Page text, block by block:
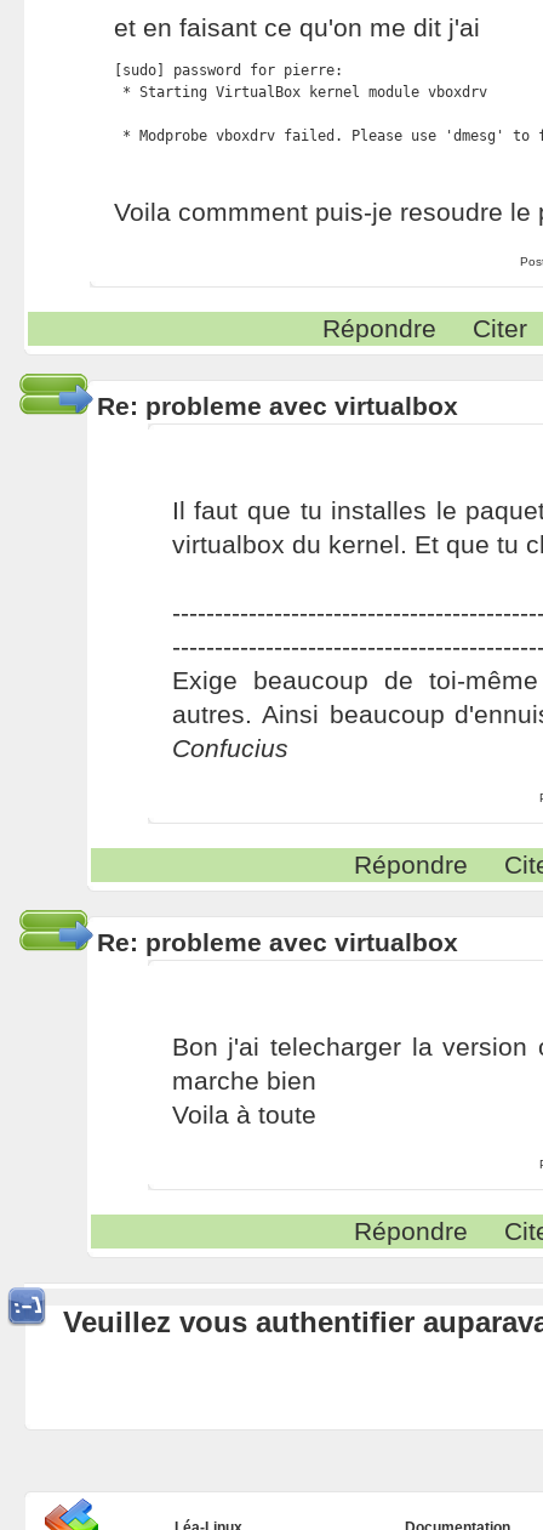
et en faisant ce qu'on me dit j'ai
[sudo] password for pierre:
* Starting VirtualBox kernel module vboxdrv
* Modprobe vboxdrv failed. Please use 'dmesg' to
Voila commment puis-je resoudre le
Répondre Citer
Re: probleme avec virtualbox
Il faut que tu installes le
virtualbox du kernel. Et que tu
Exige beaucoup de toi-
autres. Ainsi beaucoup
Confucius
Répondre
Re: probleme avec virtualbox
Bon j'ai telecharger la
marche bien
Voila à toute
Répondre
Veuillez vous authentifier